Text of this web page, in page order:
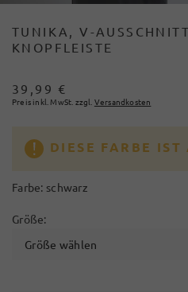
TUNIKA, V-
KNOPFLEISTE
39,99 €
Preis inkl. MwSt. zzgl. Versandkosten
DIESE FARBE IST
Farbe: schwarz
Größe:
Größe wählen